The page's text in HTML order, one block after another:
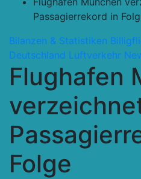
Passagierrekord in
Bilanzen & Statistiken
Deutschland Luftverkehr
Flughafen
Folge